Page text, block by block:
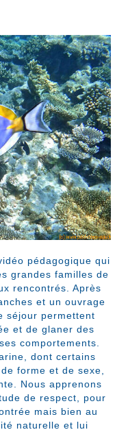
pédagogique qui
grandes familles de
rencontrés. Après
et un ouvrage
séjour permettent
et de glaner des
comportements.
dont certains
forme et de sexe,
Nous apprenons
de respect, pour
mais bien au
naturelle et lui